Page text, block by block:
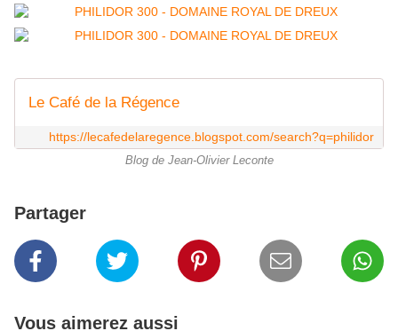
Le Café de la Régence
https://lecafedelaregence.blogspot.com/search?q=philidor
Blog de Jean-Olivier Leconte
Partager
Vous aimerez aussi